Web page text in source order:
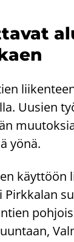
Uusien
yönä.
käyt­töön